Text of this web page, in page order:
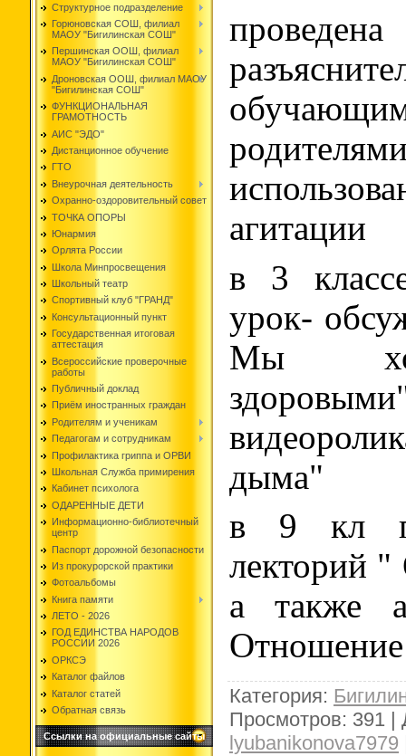
Структурное подразделение
Горюновская СОШ, филиал
МАОУ "Бигилинская СОШ"
Першинская ООШ, филиал
МАОУ "Бигилинская СОШ"
Дроновская ООШ, филиал МАОУ
"Бигилинская СОШ"
ФУНКЦИОНАЛЬНАЯ
ГРАМОТНОСТЬ
АИС "ЭДО"
Дистанционное обучение
ГТО
Внеурочная деятельность
Охранно-оздоровительный совет
ТОЧКА ОПОРЫ
Юнармия
Орлята России
Школа Минпросвещения
Школьный театр
Спортивный клуб "ГРАНД"
Консультационный пункт
Государственная итоговая
аттестация
Всероссийские проверочные
работы
Публичный доклад
Приём иностранных граждан
Родителям и ученикам
Педагогам и сотрудникам
Профилактика гриппа и ОРВИ
Школьная Служба примирения
Кабинет психолога
ОДАРЕННЫЕ ДЕТИ
Информационно-библиотечный
центр
Паспорт дорожной безопасности
Из прокурорской практики
Фотоальбомы
Книга памяти
ЛЕТО - 2026
ГОД ЕДИНСТВА НАРОДОВ
РОССИИ 2026
ОРКСЭ
Каталог файлов
Каталог статей
Обратная связь
Ссылки на официальные сайты
агитации
в 3
урок-
Мы
дыма"
в 9 кл
лекторий "
а также
Категория:
Просмотров: 391 |
lyubanikonova7979